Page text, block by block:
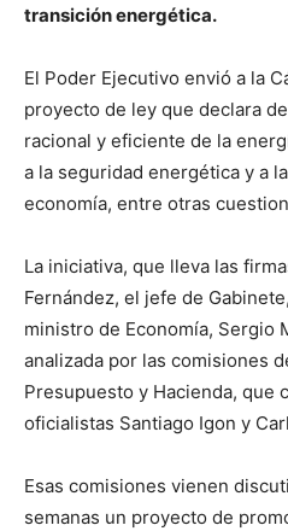
transición energética.
El Poder Ejecutivo envió a la
proyecto de ley que declara
racional y eficiente de la
a la seguridad energética y a
economía, entre otras
La iniciativa, que lleva las
Fernández, el jefe de
ministro de Economía, Sergio
analizada por las comisiones
Presupuesto y Hacienda, que
oficialistas Santiago Igon y
Esas comisiones vienen
semanas un proyecto de